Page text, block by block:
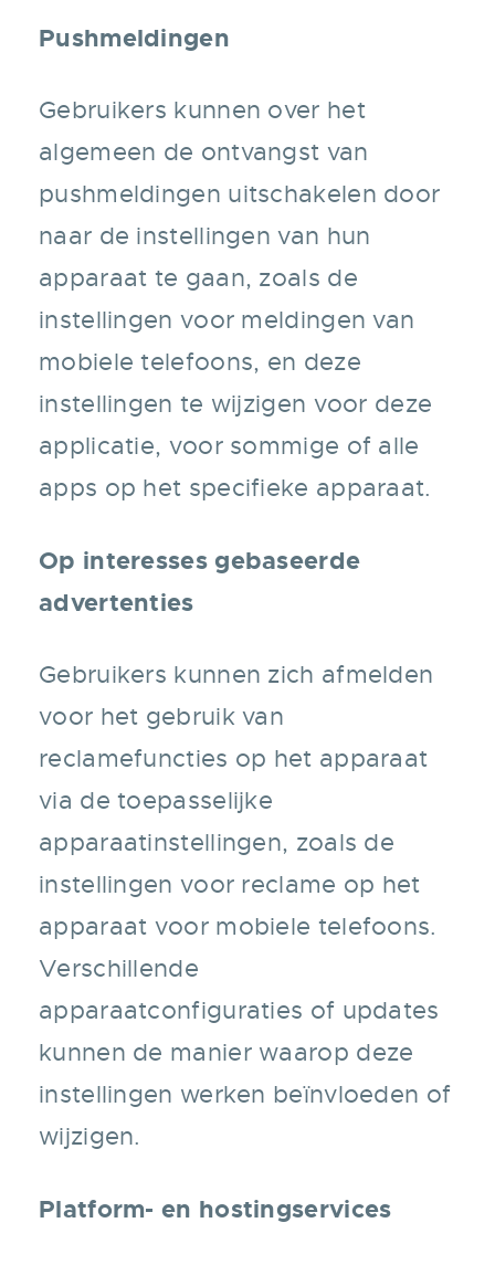
Pushmeldingen
Gebruikers kunnen over het
algemeen de ontvangst van
pushmeldingen uitschakelen door
naar de instellingen van hun
apparaat te gaan, zoals de
instellingen voor meldingen van
mobiele telefoons, en deze
instellingen te wijzigen voor deze
applicatie, voor sommige of alle
apps op het specifieke apparaat.
Op interesses gebaseerde
advertenties
Gebruikers kunnen zich afmelden
voor het gebruik van
reclamefuncties op het apparaat
via de toepasselijke
apparaatinstellingen, zoals de
instellingen voor reclame op het
apparaat voor mobiele telefoons.
Verschillende
apparaatconfiguraties of updates
kunnen de manier waarop deze
instellingen werken beïnvloeden of
wijzigen.
Platform- en hostingservices